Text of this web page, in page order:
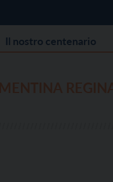
Il nostro centenario